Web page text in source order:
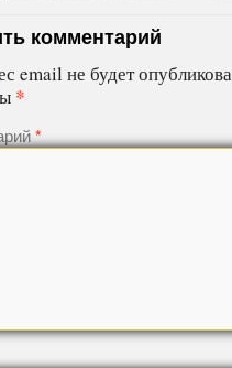
комментарий
email не будет
*
*